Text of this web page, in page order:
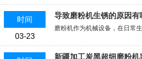
时间
03-23
导致磨粉机生锈的原因有
磨粉机作为机械设备，在日常
新疆加工炭黑超细磨粉机